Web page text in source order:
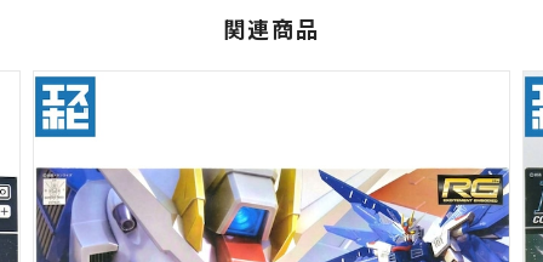
関連商品